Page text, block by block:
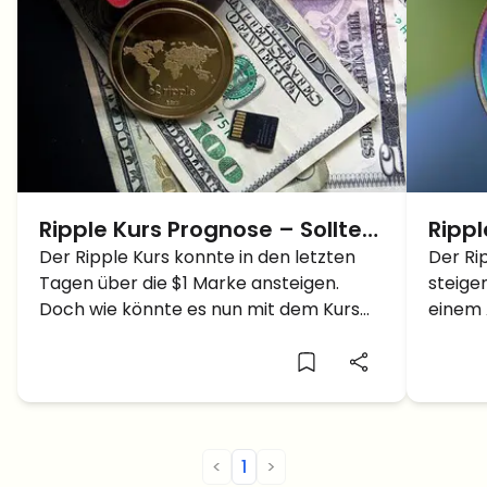
Ripple Kurs Prognose – Sollte
man noch in Ripple
investieren?
Der Ripple Kurs konnte in den letzten
Tagen über die $1 Marke ansteigen.
Doch wie könnte es nun mit dem Kurs
Der
<
1 >